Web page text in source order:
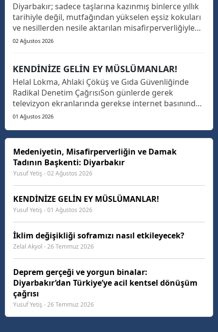
Diyarbakır; sadece taşlarına kazınmış binlerce yıllık
tarihiyle değil, mutfağından yükselen eşsiz kokuları
ve nesillerden nesile aktarılan misafirperverliğiyle
de Güneydoğu’nun ve Türkiye’nin parlayan yıldızıdır.
02 Ağustos 2026
KENDİNİZE GELİN EY MÜSLÜMANLAR!
Helal Lokma, Ahlaki Çöküş ve Gıda Güvenliğinde
Radikal Denetim Çağrısı​Son günlerde gerek
televizyon ekranlarında gerekse internet basınında
art arda yayımlanan gıda skandalları haberlerini
İnsanımızın günlük hayatında tükettiği tantuniden
köfteye,...
01 Ağustos 2026
Medeniyetin, Misafirperverliğin ve Damak
Tadının Başkenti: Diyarbakır
Yusuf Yetiş - 02 Ağustos 2026
KENDİNİZE GELİN EY MÜSLÜMANLAR!
Yusuf Yetiş - 01 Ağustos 2026
İklim değişikliği soframızı nasıl etkileyecek?
Zelal Akyol - 26 Temmuz 2026
Deprem gerçeği ve yorgun binalar:
Diyarbakır’dan Türkiye’ye acil kentsel dönüşüm
çağrısı
Yusuf Yetiş - 26 Temmuz 2026